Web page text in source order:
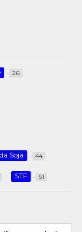
26
Soja 44
STF 51